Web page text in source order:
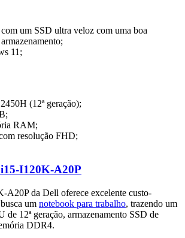
um SSD ultra veloz com uma boa
11;
(12ª geração);
RAM;
resolução FHD;
I120K-A20P
A20P da Dell oferece excelente custo-
um notebook para trabalho, trazendo um
de 12ª geração, armazenamento SSD de
DDR4.